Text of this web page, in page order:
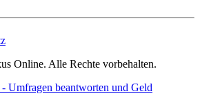
Online. Alle Rechte vorbehalten.